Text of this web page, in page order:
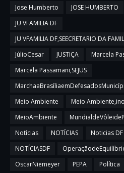
Jose Humberto
JOSE HUMBERTO
JU VFAMILIA DF
JU VFAMILIA DF,SEECRETARIO DA
JúlioCesar
JUSTIÇA
Marcela
Marcela Passamani,SEJUS
Meio Ambiente
Meio
MeioAmbiente
Notícias
NOTÍCIAS Noticias DF
NOTÍCIASDF
OscarNiemeyer
PEPA Política